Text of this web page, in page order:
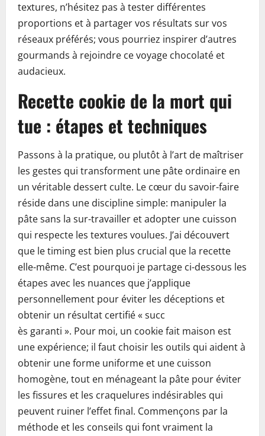
textures, n’hésitez pas à tester différentes
proportions et à partager vos résultats sur vos
réseaux préférés; vous pourriez inspirer d’autres
gourmands à rejoindre ce voyage chocolaté et
audacieux.
Recette cookie de la mort qui
tue : étapes et techniques
Passons à la pratique, ou plutôt à l’art de maîtriser
les gestes qui transforment une pâte ordinaire en
un véritable dessert culte. Le cœur du savoir-faire
réside dans une discipline simple: manipuler la
pâte sans la sur-travailler et adopter une cuisson
qui respecte les textures voulues. J’ai découvert
que le timing est bien plus crucial que la recette
elle-même. C’est pourquoi je partage ci-dessous les
étapes avec les nuances que j’applique
personnellement pour éviter les déceptions et
obtenir un résultat certifié « succ
ès garanti ». Pour moi, un cookie fait maison est
une expérience; il faut choisir les outils qui aident à
obtenir une forme uniforme et une cuisson
homogène, tout en ménageant la pâte pour éviter
les fissures et les craquelures indésirables qui
peuvent ruiner l’effet final. Commençons par la
méthode et les conseils qui font vraiment la